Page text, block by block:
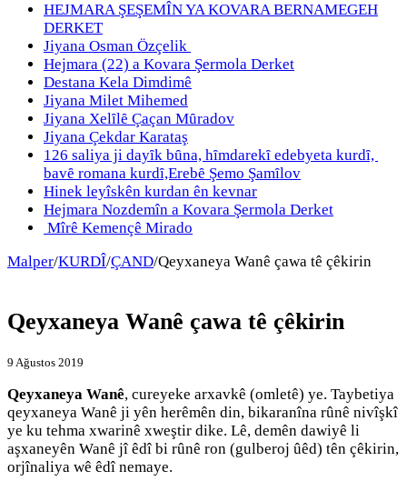
HEJMARA ŞEŞEMÎN YA KOVARA BERNAMEGEH
DERKET
Jiyana Osman Özçelik
Hejmara (22) a Kovara Şermola Derket
Destana Kela Dimdimê
Jiyana Milet Mihemed
Jiyana Xelȋlȇ Çaçan Mȗradov
Jiyana Çekdar Karataş
126 saliya ji dayȋk bȗna, hȋmdarekȋ edebyeta kurdȋ,
bavȇ romana kurdȋ,Erebȇ Şemo Şamȋlov
Hinek leyîskên kurdan ên kevnar
Hejmara Nozdemîn a Kovara Şermola Derket
Mîrê Kemençê Mirado
Malper/KURDÎ/ÇAND/Qeyxaneya Wanê çawa tê çêkirin
Qeyxaneya Wanê çawa tê çêkirin
9 Ağustos 2019
Qeyxaneya Wanê, cureyeke arxavkê (omletê) ye. Taybetiya
qeyxaneya Wanê ji yên herêmên din, bikaranîna rûnê nivîşkî
ye ku tehma xwarinê xweştir dike. Lê, demên dawiyê li
aşxaneyên Wanê jî êdî bi rûnê ron (gulberoj ûêd) tên çêkirin,
orjînaliya wê êdî nemaye.